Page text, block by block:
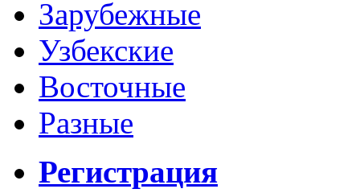
Зарубежные
Узбекские
Восточные
Разные
Регистрация